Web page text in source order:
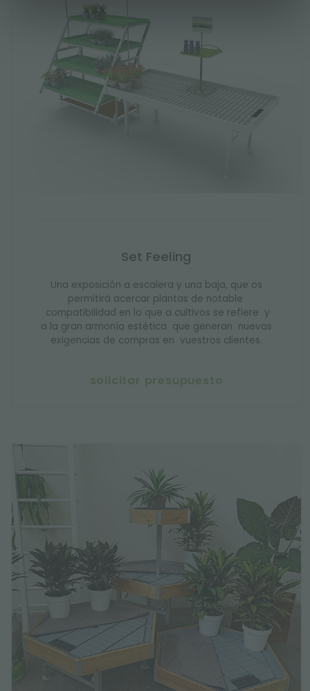
Set Feeling
Una exposición a escalera y una baja, que os
permitirá acercar plantas de notable
compatibilidad en lo que a cultivos se refiere y
a la gran armonía estética que generan nuevas
exigencias de compras en vuestros clientes.
solicitar presupuesto